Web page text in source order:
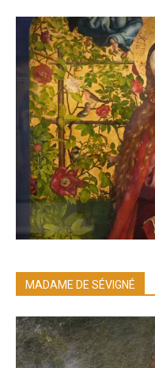
MADAME DE SÉVIGNÉ